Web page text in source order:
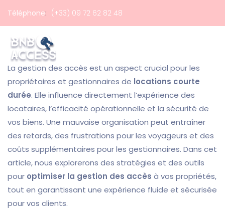
Téléphone: (+33) 09 72 62 82 48
La gestion des accès est un aspect crucial pour les
propriétaires et gestionnaires de locations courte
durée. Elle influence directement l’expérience des
locataires, l’efficacité opérationnelle et la sécurité de
vos biens. Une mauvaise organisation peut entraîner
des retards, des frustrations pour les voyageurs et des
coûts supplémentaires pour les gestionnaires. Dans cet
article, nous explorerons des stratégies et des outils
pour optimiser la gestion des accès à vos propriétés,
tout en garantissant une expérience fluide et sécurisée
pour vos clients.